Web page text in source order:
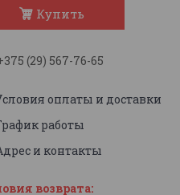
Купить
(29) 567-76-65
оплаты и доставки
работы
и контакты